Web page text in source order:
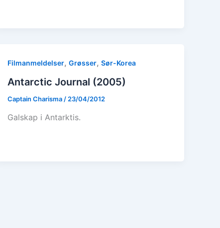
Filmanmeldelser,Grøsser,Sør-Korea
Antarctic Journal (2005)
Captain Charisma / 23/04/2012
Galskap i Antarktis.